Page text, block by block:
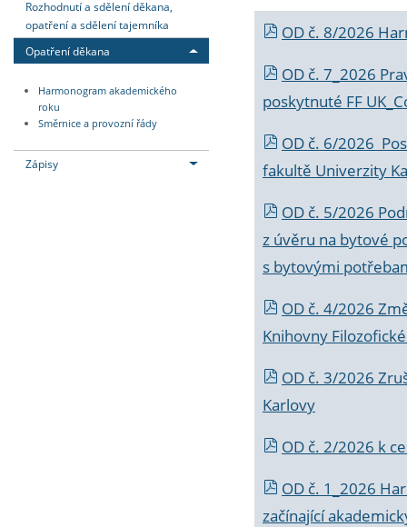
Rozhodnutí a sdělení děkana,
opatření a sdělení tajemníka
Opatření děkana
Harmonogram akademického
roku
Směrnice a provozní řády
Zápisy
OD č. 8/2026
OD č. 7_2026
poskytnuté FF
OD č. 6/2026
fakultě Univerzity
OD č. 5/2026
z úvěru na bytové
s bytovými
OD č. 4/2026
Knihovny
OD č. 3/2026
Karlovy
OD č. 2/2026 k
OD č. 1_2026
začínající